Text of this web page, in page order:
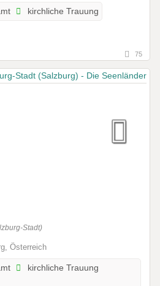
kirchliche Trauung
75
Stadt)
Österreich
kirchliche Trauung